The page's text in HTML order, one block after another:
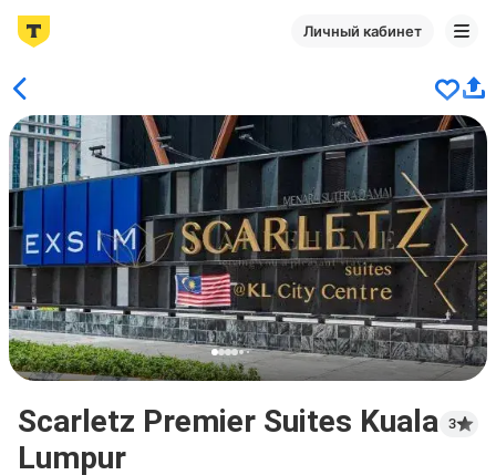
Личный кабинет
Scarletz Premier Suites Kuala
Lumpur
3